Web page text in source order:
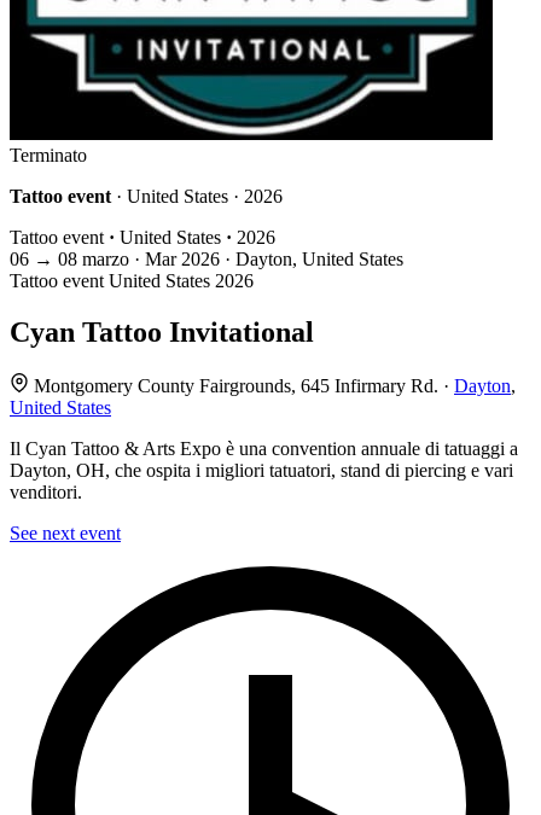
Terminato
Tattoo event · United States · 2026
Tattoo event · United States · 2026
06 → 08 marzo · Mar 2026 · Dayton, United States
Tattoo event United States 2026
Cyan Tattoo Invitational
Montgomery County Fairgrounds, 645 Infirmary Rd. · Dayton,
United States
Il Cyan Tattoo & Arts Expo è una convention annuale di tatuaggi a
Dayton, OH, che ospita i migliori tatuatori, stand di piercing e vari
venditori.
See next event